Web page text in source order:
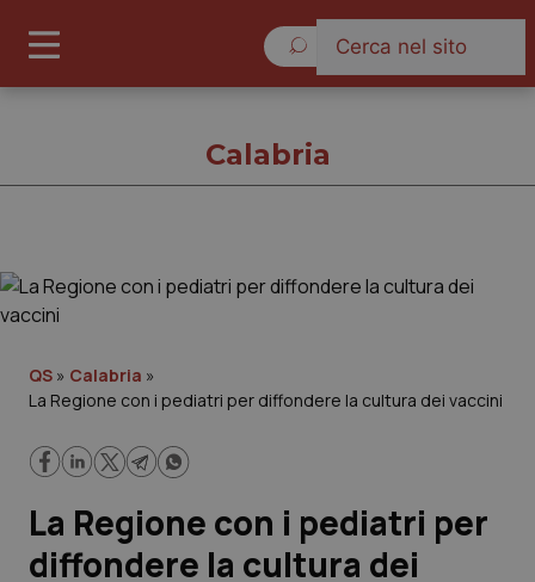
Governo e Parlamento
Regioni e Asl
Lavoro e Professioni
Calabria
QS » Calabria »
La Regione con i pediatri per diffondere la cultura dei vaccini
La Regione con i pediatri per
diffondere la cultura dei